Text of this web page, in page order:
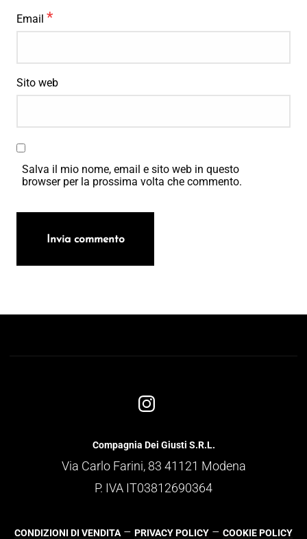
Email *
Sito web
Salva il mio nome, email e sito web in questo
browser per la prossima volta che commento.
Compagnia Dei Giusti S.R.L.
Via Carlo Farini, 83 41121 Modena
P. IVA IT03812690364
CONDIZIONI DI VENDITA – PRIVACY POLICY – COOKIE POLICY